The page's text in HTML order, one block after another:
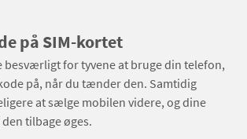
på SIM-kortet
besværligt for tyvene at bruge din telefon,
på, når du tænder den. Samtidig
at sælge mobilen videre, og dine
tilbage øges.